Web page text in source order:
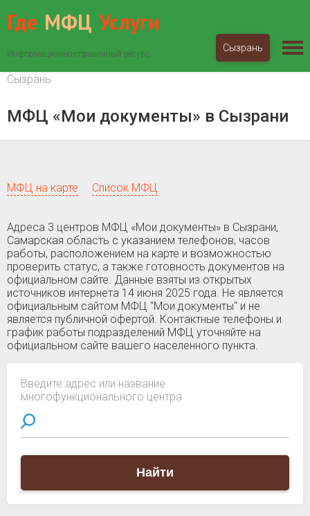
Где МФЦ Услуги
Информационно-справочный ресурс
Сызрань
Самарская область
Сызрань
МФЦ «Мои документы» в Сызрани
МФЦ на карте Список МФЦ
Адреса 3 центров МФЦ «Мои документы» в Сызрани,
Самарская область c указанием телефонов, часов
работы, расположением на карте и возможностью
проверить статус, а также готовность документов на
официальном сайте. Данные взяты из открытых
источников интернета 14 июня 2025 года. Не является
официальным сайтом МФЦ "Мои документы" и не
является публичной офертой. Контактные телефоны и
график работы подразделений МФЦ уточняйте на
официальном сайте вашего населенного пункта.
Введите адрес или название
многофункционального центра
Найти